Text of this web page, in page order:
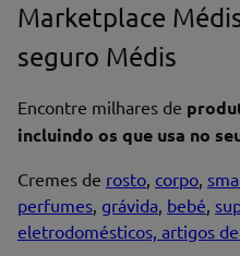
Marketplace
seguro Médis
Encontre milhares de
incluindo os que usa no
Cremes de rosto, corpo,
perfumes, grávida, bebé,
eletrodomésticos, artigos